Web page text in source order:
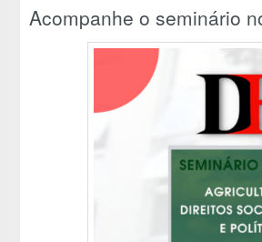
Acompanhe o seminário